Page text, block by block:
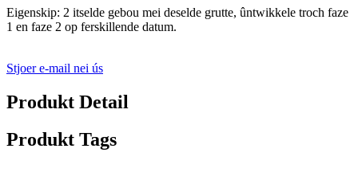
Eigenskip: 2 itselde gebou mei deselde grutte, ûntwikkele troch faze
1 en faze 2 op ferskillende datum.
Stjoer e-mail nei ús
Produkt Detail
Produkt Tags